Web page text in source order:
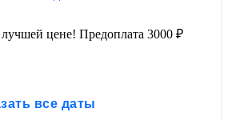
цене! Предоплата 3000 ₽
все даты